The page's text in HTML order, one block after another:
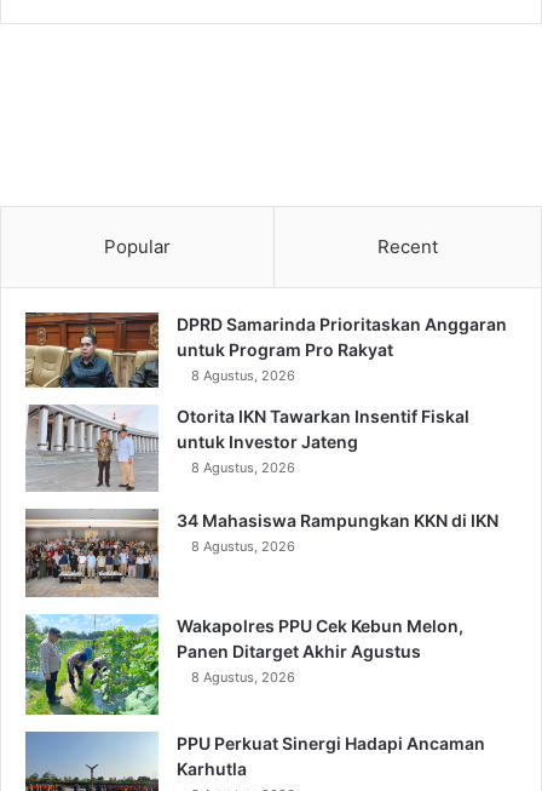
Popular Recent
DPRD Samarinda Prioritaskan Anggaran
untuk Program Pro Rakyat
8 Agustus, 2026
Otorita IKN Tawarkan Insentif Fiskal
untuk Investor Jateng
8 Agustus, 2026
34 Mahasiswa Rampungkan KKN di IKN
8 Agustus, 2026
Wakapolres PPU Cek Kebun Melon,
Panen Ditarget Akhir Agustus
8 Agustus, 2026
PPU Perkuat Sinergi Hadapi Ancaman
Karhutla